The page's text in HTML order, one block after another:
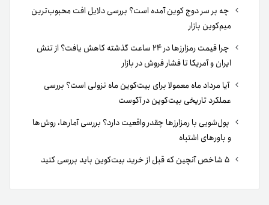
چه بر سر دوج کوین آمده است؟ بررسی دلایل افت محبوب‌ترین
میم‌کوین بازار
چرا قیمت رمزارزها در ۲۴ ساعت گذشته کاهش یافت؟ از تنش
ایران و آمریکا تا فشار فروش در بازار
آیا مرداد ماه معمولا برای بیت‌کوین ماه نزولی است؟ بررسی
عملکرد تاریخی بیت‌کوین در آگوست
پول‌شویی با رمزارزها چقدر واقعیت دارد؟ بررسی آمارها، روش‌ها
و باورهای اشتباه